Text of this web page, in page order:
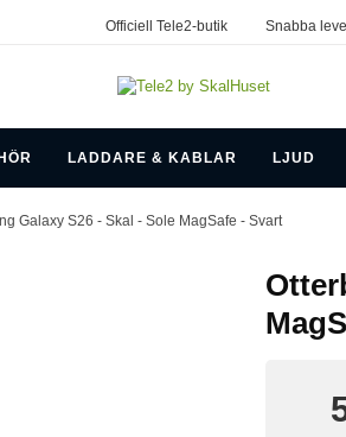
Officiell Tele2-butik Snabba
LADDARE & KABLAR LJUD
Galaxy S26 - Skal - Sole MagSafe - Svart